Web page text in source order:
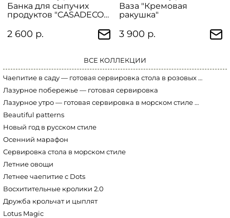
Банка для сыпучих
продуктов "CASADECOR"
2 600 р.
Ваза "Кремовая
ракушка"
3 900 р.
ВСЕ КОЛЛЕКЦИИ
Чаепитие в саду — готовая сервировка стола в розовых тонах
Лазурное побережье — готовая сервировка
Лазурное утро — готовая сервировка в морском стиле Marine World
Beautiful patterns
Новый год в русском стиле
Осенний марафон
Сервировка стола в морском стиле
Летние овощи
Летнее чаепитие с Dots
Восхитительные кролики 2.0
Дружба крольчат и цыплят
Lotus Magic